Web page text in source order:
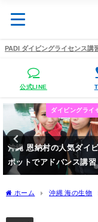
PADI ダイビングライセンス講
公式LINE
PADI オープン
沖縄 PADI オープ
ター・ダイバー講習
ホーム 沖縄 海の生物